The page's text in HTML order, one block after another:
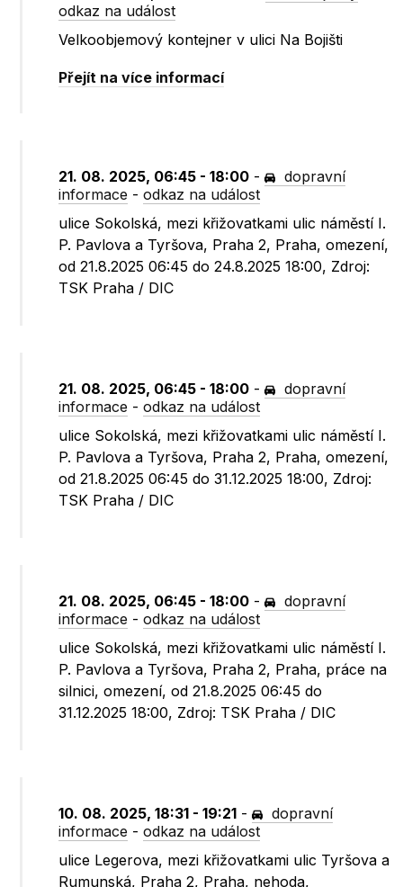
odkaz na událost
Velkoobjemový kontejner v ulici Na Bojišti
Přejít na více informací
21. 08. 2025, 06:45 - 18:00 -
dopravní
informace -odkaz na událost
ulice Sokolská, mezi křižovatkami ulic náměstí I.
P. Pavlova a Tyršova, Praha 2, Praha, omezení,
od 21.8.2025 06:45 do 24.8.2025 18:00, Zdroj:
TSK Praha / DIC
21. 08. 2025, 06:45 - 18:00 -
dopravní
informace -odkaz na událost
ulice Sokolská, mezi křižovatkami ulic náměstí I.
P. Pavlova a Tyršova, Praha 2, Praha, omezení,
od 21.8.2025 06:45 do 31.12.2025 18:00, Zdroj:
TSK Praha / DIC
21. 08. 2025, 06:45 - 18:00 -
dopravní
informace -odkaz na událost
ulice Sokolská, mezi křižovatkami ulic náměstí I.
P. Pavlova a Tyršova, Praha 2, Praha, práce na
silnici, omezení, od 21.8.2025 06:45 do
31.12.2025 18:00, Zdroj: TSK Praha / DIC
10. 08. 2025, 18:31 - 19:21 -
dopravní
informace -odkaz na událost
ulice Legerova, mezi křižovatkami ulic Tyršova a
Rumunská, Praha 2, Praha, nehoda,